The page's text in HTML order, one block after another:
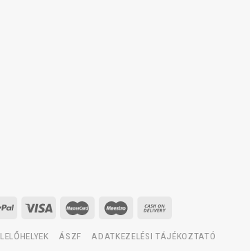
LELŐHELYEK ÁSZF ADATKEZELÉSI TÁJÉKOZTATÓ